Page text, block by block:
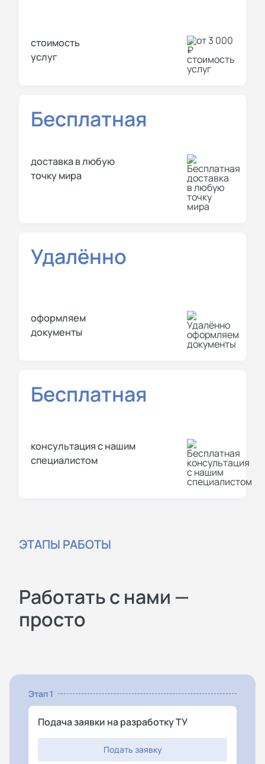
стоимость
услуг
Бесплатная
доставка в любую
точку мира
Удалённо
оформляем
документы
Бесплатная
консультация с нашим
специалистом
ЭТАПЫ РАБОТЫ
Работать с нами —
просто
Этап 1
Подача заявки на разработку ТУ
Подать заявку